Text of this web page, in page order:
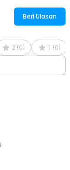
Beri Ulasan
2 (0) 1 (0)